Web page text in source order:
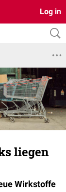
Log in
liegen
Wirkstoffe